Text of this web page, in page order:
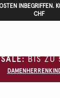
INBEGRIFFEN.
CHF
BIS ZU
DAMEN HERREN